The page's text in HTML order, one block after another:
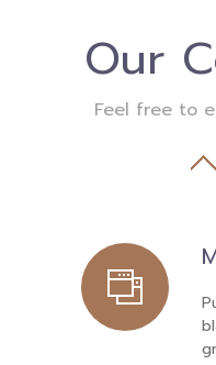
Our
Feel free to